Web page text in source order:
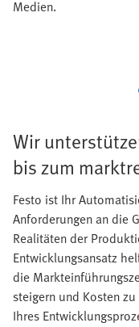
Medien.
Wir
bis zum
Festo ist Ihr
Anforderungen an die
Realitäten der
Entwicklungsansatz
die
steigern und Kosten
Ihres